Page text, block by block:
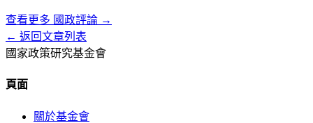
查看更多 國政評論 →
← 返回文章列表
國家政策研究基金會
頁面
關於基金會